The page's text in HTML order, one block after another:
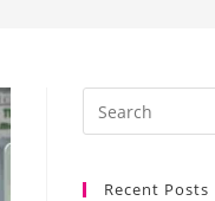
Recent Posts